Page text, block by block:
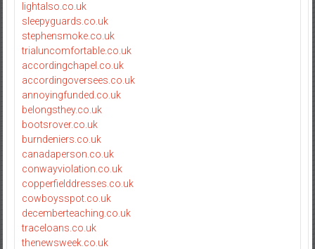
lightalso.co.uk
sleepyguards.co.uk
stephensmoke.co.uk
trialuncomfortable.co.uk
accordingchapel.co.uk
accordingoversees.co.uk
annoyingfunded.co.uk
belongsthey.co.uk
bootsrover.co.uk
burndeniers.co.uk
canadaperson.co.uk
conwayviolation.co.uk
copperfielddresses.co.uk
cowboysspot.co.uk
decemberteaching.co.uk
traceloans.co.uk
thenewsweek.co.uk